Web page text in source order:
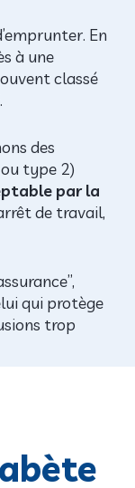
En
à une
classé
.
des
type 2)
par la
de travail,
qui protège
trop